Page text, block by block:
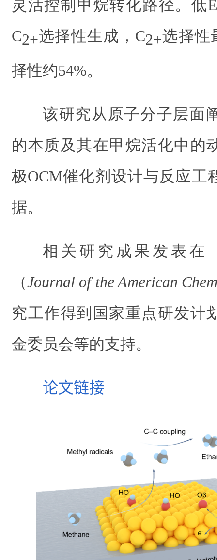
灵活控制甲烷转化路径。低
C2+选择性生成，C2+选择性
择性约54%。
该研究从原子分子层面
的本质及其在甲烷活化中的
极OCM催化剂设计与反应工
据。
相关研究成果发表在
（Journal of the American
究工作得到国家重点研发计
金委员会等的支持。
论文链接